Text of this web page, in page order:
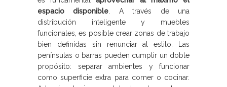
espacio disponible . A través de una
distribución inteligente y muebles
funcionales, es posible crear zonas de trabajo
bien definidas sin renunciar al estilo. Las
penínsulas o barras pueden cumplir un doble
propósito: separar ambientes y funcionar
como superficie extra para comer o cocinar.